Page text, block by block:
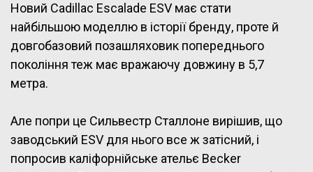
Новий Cadillac Escalade ESV має стати
найбільшою моделлю в історії бренду, проте й
довгобазовий позашляховик попереднього
покоління теж має вражаючу довжину в 5,7
метра.
Але попри це Сильвестр Сталлоне вирішив, що
заводський ESV для нього все ж затісний, і
попросив каліфорнійське ательє Becker